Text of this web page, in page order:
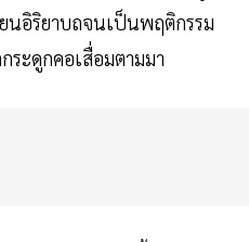
นอิริยาบถจนเป็นพฤติกรรม
ระดูกคอเสื่อมตามมา